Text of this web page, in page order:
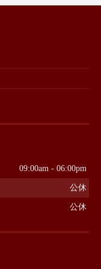
09:00am - 06:00pm
公休
公休